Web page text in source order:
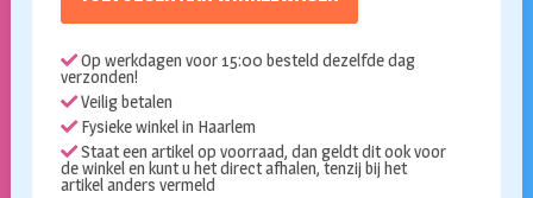
100
stuks
aantal
Op werkdagen voor 15:00 besteld dezelfde dag
verzonden!
Veilig betalen
Fysieke winkel in Haarlem
Staat een artikel op voorraad, dan geldt dit ook voor
de winkel en kunt u het direct afhalen, tenzij bij het
artikel anders vermeld